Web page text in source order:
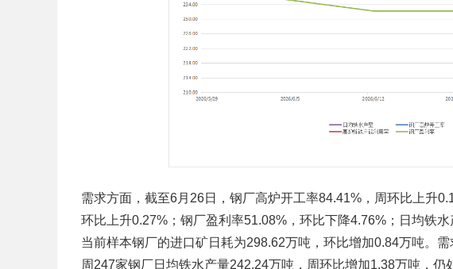
需求方面，截至6月26日，钢厂高炉开工率84.41%，周环比上升
环比上升0.27%；钢厂盈利率51.08%，环比下降4.76%；日均铁
当前样本钢厂的进口矿日耗为298.62万吨，环比增加0.84万吨。
周247家钢厂日均铁水产量242.24万吨，周环比增加1.38万吨，仍